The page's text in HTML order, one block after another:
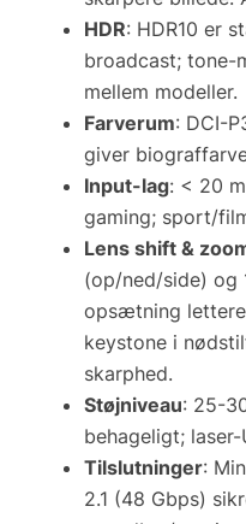
HDR: HDR10 er
broadcast; tone-
mellem modeller.
Farverum: DCI-
giver
Input-lag: < 20
gaming; sport/
Lens shift &
(op/ned/side) og
opsætning
keystone i
skarphed.
Støjniveau: 25-
behageligt;
Tilslutninger:
2.1 (48 Gbps)